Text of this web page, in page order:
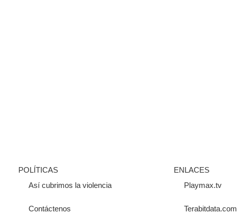
POLÍTICAS
Así cubrimos la violencia
Contáctenos
ENLACES
Playmax.tv
Terabitdata.com